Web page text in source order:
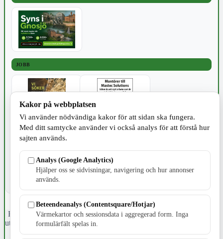
JOBB
Fristående webbtidningsföretag grundat 1991 som sedan 2002 ger
ut tidningen Skillingaryd.nu och 2010 lanserades Värnamo.nu. Från
april 2026 omfattar Skillingaryd.nu tre kommuner: Gnosjö,
Kakor på webbplatsen
Vi använder nödvändiga kakor för att sidan ska fungera.
Med ditt samtycke använder vi också analys för att förstå hur
sajten används.
Analys (Google Analytics)
Hjälper oss se sidvisningar, navigering och hur annonser
används.
Beteendeanalys (Contentsquare/Hotjar)
Värmekartor och sessionsdata i aggregerad form. Inga
formulärfält spelas in.